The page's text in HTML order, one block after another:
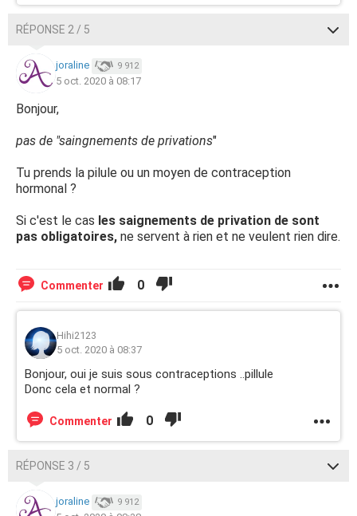
RÉPONSE 2 / 5
joraline 9 912
5 oct. 2020 à 08:17
Bonjour,
pas de "saingnements de privations"
Tu prends la pilule ou un moyen de contraception
hormonal ?
Si c'est le cas les saignements de privation de sont
pas obligatoires, ne servent à rien et ne veulent rien dire.
Commenter 0
Hihi2123
5 oct. 2020 à 08:37
Bonjour, oui je suis sous contraceptions ..pillule
Donc cela et normal ?
Commenter 0
RÉPONSE 3 / 5
joraline 9 912